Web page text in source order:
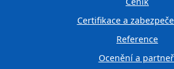
Certifikace a
Reference
Ocenění a